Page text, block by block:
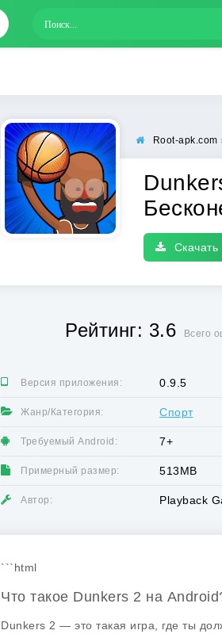
Root-apk.com
Скачать
Рейтинг: 3.6 Всего
Версия приложения: 0.9.5
Жанр/Категория: Спорт
Требуемый Android: 7+
Примерный размер: 513MB
Автор: Playback
```html
Что такое Dunkers 2 на
Dunkers 2 — это такая игра, где ты